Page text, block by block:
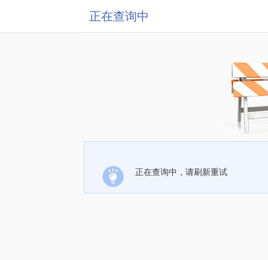
正在查询中
正在查询中，请刷新重试